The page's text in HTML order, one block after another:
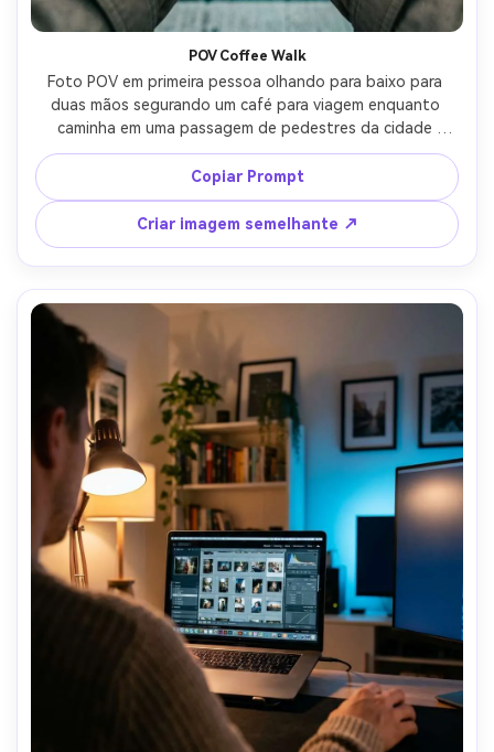
POV Coffee Walk
Foto POV em primeira pessoa olhando para baixo para
duas mãos segurando um café para viagem enquanto
caminha em uma passagem de pedestres da cidade
chuvosa, mangas de um trenchcoat bege, reflexos no
asfalto molhado, movimento desfocado em pedestres de
fundo, sinalização de neon bokeh, fotografado em Sony
A7III, lente de 28 mm, f/2, gotas de chuva realistas e
reflexos de rua, cinematográfico azul-laranja, ultra-
fotoreal- -ar 4:5
Copiar Prompt
Criar imagem semelhante ↗